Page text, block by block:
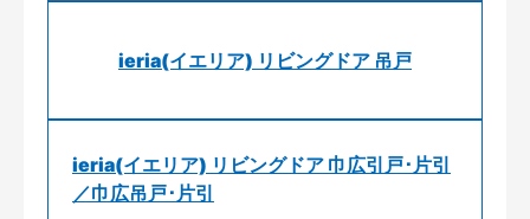
ieria(イエリア) リビングドア 吊戸
ieria(イエリア) リビングドア 巾広引戸･片引
／巾広吊戸･片引